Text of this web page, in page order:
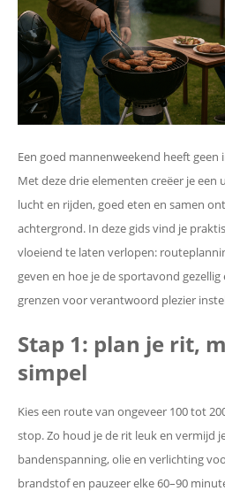
Een goed mannenweekend heeft geen
Met deze drie elementen creëer je een
lucht en rijden, goed eten en samen
achtergrond. In deze gids vind je
vloeiend te laten verlopen:
geven en hoe je de sportavond
grenzen voor verantwoord plezier
Stap 1: plan je rit,
simpel
Kies een route van ongeveer 100 tot
stop. Zo houd je de rit leuk en vermijd
bandenspanning, olie en verlichting
brandstof en pauzeer elke 60–90